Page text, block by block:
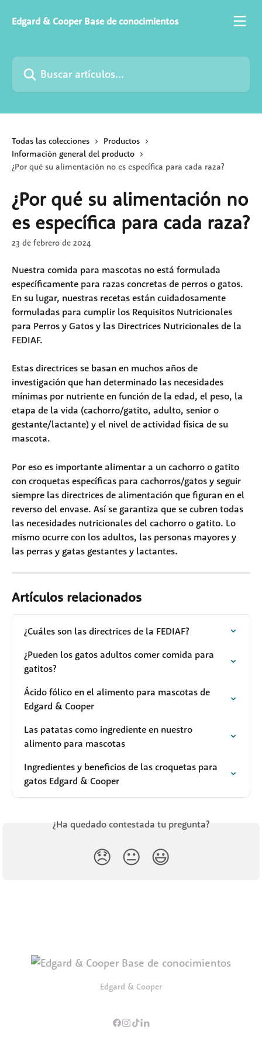
Edgard & Cooper Base de conocimientos
Buscar artículos...
Todas las colecciones
Productos
Información general del producto
¿Por qué su alimentación no es específica para cada raza?
¿Por qué su alimentación no
es específica para cada raza?
23 de febrero de 2024
Nuestra comida para mascotas no está formulada
específicamente para razas concretas de perros o gatos.
En su lugar, nuestras recetas están cuidadosamente
formuladas para cumplir los Requisitos Nutricionales
para Perros y Gatos y las Directrices Nutricionales de la
FEDIAF.
Estas directrices se basan en muchos años de
investigación que han determinado las necesidades
mínimas por nutriente en función de la edad, el peso, la
etapa de la vida (cachorro/gatito, adulto, senior o
gestante/lactante) y el nivel de actividad física de su
mascota.
Por eso es importante alimentar a un cachorro o gatito
con croquetas específicas para cachorros/gatos y seguir
siempre las directrices de alimentación que figuran en el
reverso del envase. Así se garantiza que se cubren todas
las necesidades nutricionales del cachorro o gatito. Lo
mismo ocurre con los adultos, las personas mayores y
las perras y gatas gestantes y lactantes.
Artículos relacionados
¿Cuáles son las directrices de la FEDIAF?
¿Pueden los gatos adultos comer comida para
gatitos?
Ácido fólico en el alimento para mascotas de
Edgard & Cooper
Las patatas como ingrediente en nuestro
alimento para mascotas
Ingredientes y beneficios de las croquetas para
gatos Edgard & Cooper
¿Ha quedado contestada tu pregunta?
😞 😐 😃
Edgard & Cooper